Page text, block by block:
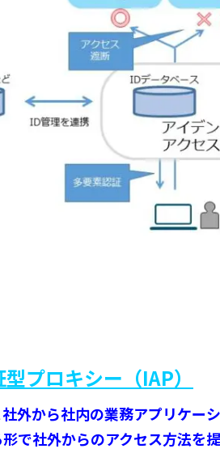
プロキシー（IAP）
社外から社内の業務アプリケー
で社外からのアクセス方法を